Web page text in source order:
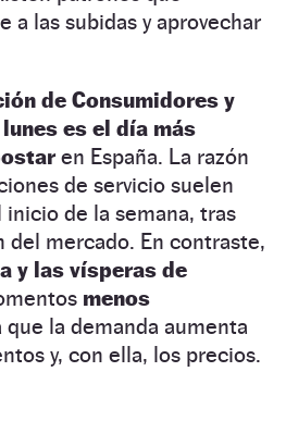
a las subidas y aprovechar
de Consumidores y
lunes es el día más
en España. La razón
de servicio suelen
de la semana, tras
del mercado. En contraste,
y las vísperas de
menos
que la demanda aumenta
y, con ella, los precios.